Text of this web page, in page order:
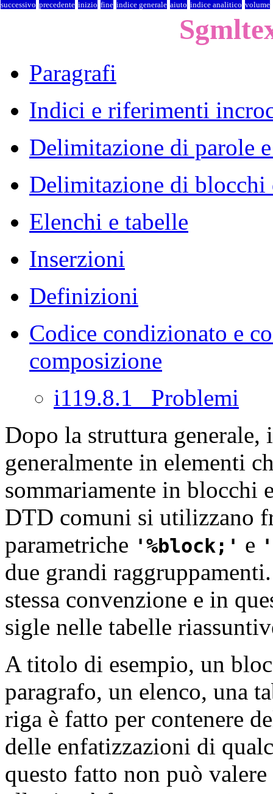
successivo precedente inizio fine indice generale aiuto indice analitico volume
Paragrafi
Indici e riferimenti
Delimitazione di parole
Delimitazione di blocchi
Elenchi e tabelle
Inserzioni
Definizioni
Codice condizionato e
composizione
i119.8.1 Problemi
Dopo la struttura generale,
generalmente in elementi
sommariamente in blocchi
DTD comuni si utilizzano
parametriche
%block;
e
due grandi
stessa convenzione e in
sigle nelle tabelle
A titolo di esempio, un
paragrafo, un elenco, una
riga è fatto per contenere
delle enfatizzazioni di
questo fatto non può